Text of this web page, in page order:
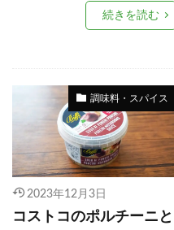
続きを読む
調味料・スパイス
2023年12月3日
コストコのポルチーニと